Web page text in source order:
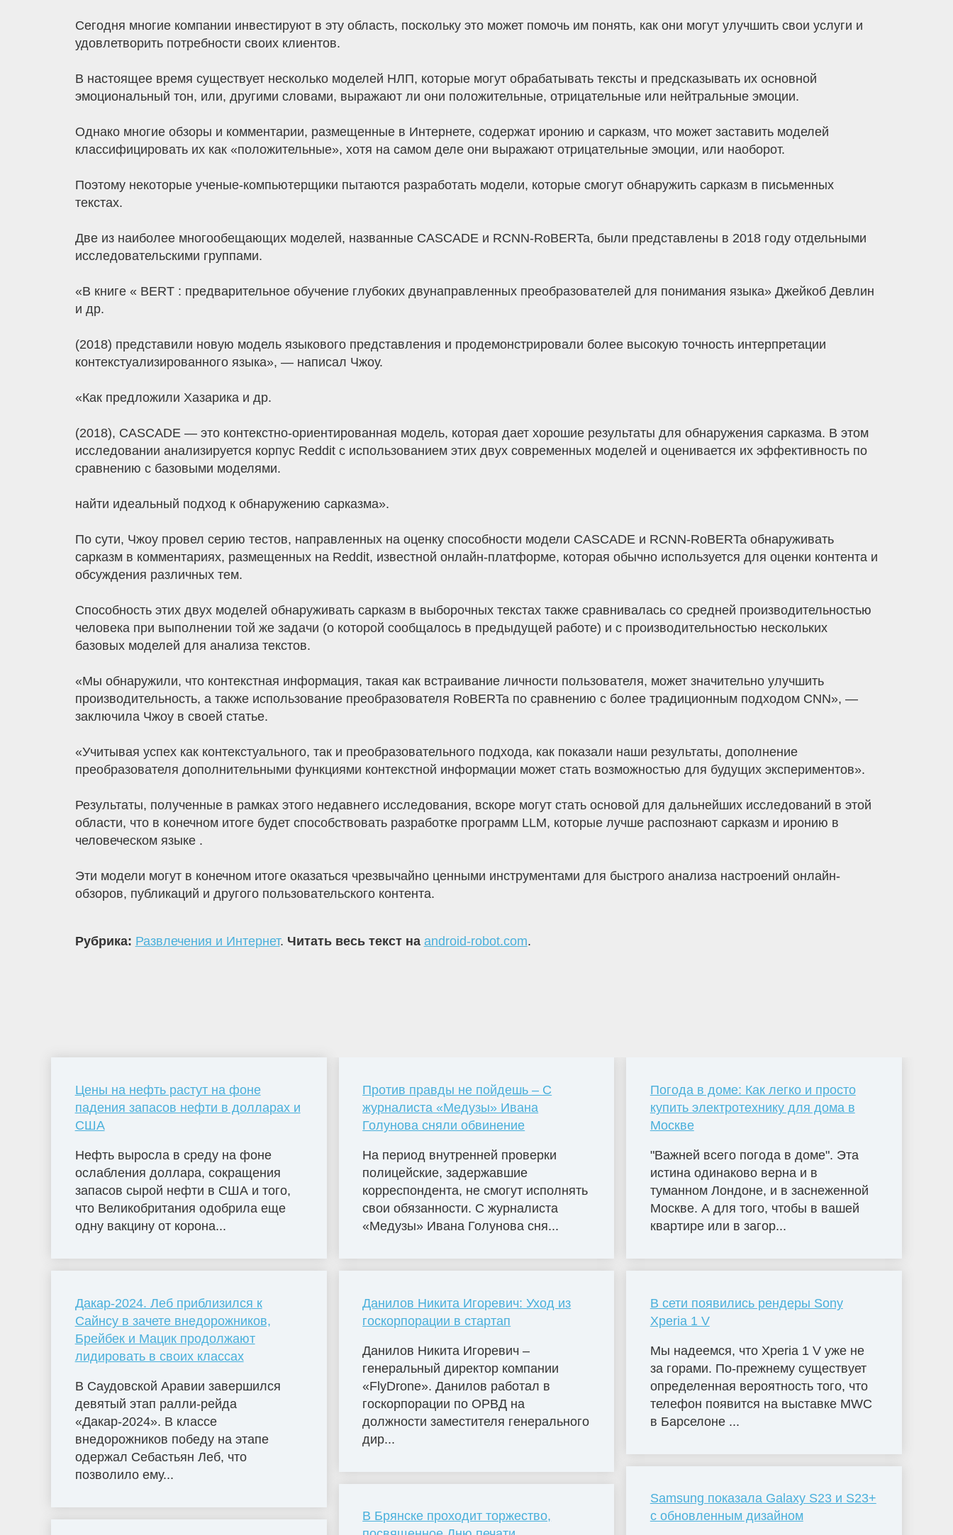
Сегодня многие компании инвестируют в эту область, поскольку это может помочь им понять, как они могут улучшить свои услуги и
удовлетворить потребности своих клиентов.
В настоящее время существует несколько моделей НЛП, которые могут обрабатывать тексты и предсказывать их основной
эмоциональный тон, или, другими словами, выражают ли они положительные, отрицательные или нейтральные эмоции.
Однако многие обзоры и комментарии, размещенные в Интернете, содержат иронию и сарказм, что может заставить моделей
классифицировать их как «положительные», хотя на самом деле они выражают отрицательные эмоции, или наоборот.
Поэтому некоторые ученые-компьютерщики пытаются разработать модели, которые смогут обнаружить сарказм в письменных
текстах.
Две из наиболее многообещающих моделей, названные CASCADE и RCNN-RoBERTa, были представлены в 2018 году отдельными
исследовательскими группами.
«В книге « BERT : предварительное обучение глубоких двунаправленных преобразователей для понимания языка» Джейкоб Девлин
и др.
(2018) представили новую модель языкового представления и продемонстрировали более высокую точность интерпретации
контекстуализированного языка», — написал Чжоу.
«Как предложили Хазарика и др.
(2018), CASCADE — это контекстно-ориентированная модель, которая дает хорошие результаты для обнаружения сарказма. В этом
исследовании анализируется корпус Reddit с использованием этих двух современных моделей и оценивается их эффективность по
сравнению с базовыми моделями.
найти идеальный подход к обнаружению сарказма».
По сути, Чжоу провел серию тестов, направленных на оценку способности модели CASCADE и RCNN-RoBERTa обнаруживать
сарказм в комментариях, размещенных на Reddit, известной онлайн-платформе, которая обычно используется для оценки контента и
обсуждения различных тем.
Способность этих двух моделей обнаруживать сарказм в выборочных текстах также сравнивалась со средней производительностью
человека при выполнении той же задачи (о которой сообщалось в предыдущей работе) и с производительностью нескольких
базовых моделей для анализа текстов.
«Мы обнаружили, что контекстная информация, такая как встраивание личности пользователя, может значительно улучшить
производительность, а также использование преобразователя RoBERTa по сравнению с более традиционным подходом CNN», —
заключила Чжоу в своей статье.
«Учитывая успех как контекстуального, так и преобразовательного подхода, как показали наши результаты, дополнение
преобразователя дополнительными функциями контекстной информации может стать возможностью для будущих экспериментов».
Результаты, полученные в рамках этого недавнего исследования, вскоре могут стать основой для дальнейших исследований в этой
области, что в конечном итоге будет способствовать разработке программ LLM, которые лучше распознают сарказм и иронию в
человеческом языке .
Эти модели могут в конечном итоге оказаться чрезвычайно ценными инструментами для быстрого анализа настроений онлайн-
обзоров, публикаций и другого пользовательского контента.
Рубрика: Развлечения и Интернет. Читать весь текст на android-robot.com.
Цены на нефть растут на фоне
падения запасов нефти в долларах и
США
Нефть выросла в среду на фоне
ослабления доллара, сокращения
запасов сырой нефти в США и того,
что Великобритания одобрила еще
одну вакцину от корона...
Дакар-2024. Леб приблизился к
Сайнсу в зачете внедорожников,
Брейбек и Мацик продолжают
лидировать в своих классах
В Саудовской Аравии завершился
девятый этап ралли-рейда
«Дакар-2024». В классе
внедорожников победу на этапе
одержал Себастьян Леб, что
позволило ему...
Против правды не пойдешь – С
журналиста «Медузы» Ивана
Голунова сняли обвинение
На период внутренней проверки
полицейские, задержавшие
корреспондента, не смогут исполнять
свои обязанности. С журналиста
«Медузы» Ивана Голунова сня...
Данилов Никита Игоревич: Уход из
госкорпорации в стартап
Данилов Никита Игоревич –
генеральный директор компании
«FlyDrone». Данилов работал в
госкорпорации по ОРВД на
должности заместителя генерального
дир...
В Брянске проходит торжество,
Погода в доме: Как легко и просто
купить электротехнику для дома в
Москве
"Важней всего погода в доме". Эта
истина одинаково верна и в
туманном Лондоне, и в заснеженной
Москве. А для того, чтобы в вашей
квартире или в загор...
В сети появились рендеры Sony
Xperia 1 V
Мы надеемся, что Xperia 1 V уже не
за горами. По-прежнему существует
определенная вероятность того, что
телефон появится на выставке MWC
в Барселоне ...
Samsung показала Galaxy S23 и S23+
с обновленным дизайном